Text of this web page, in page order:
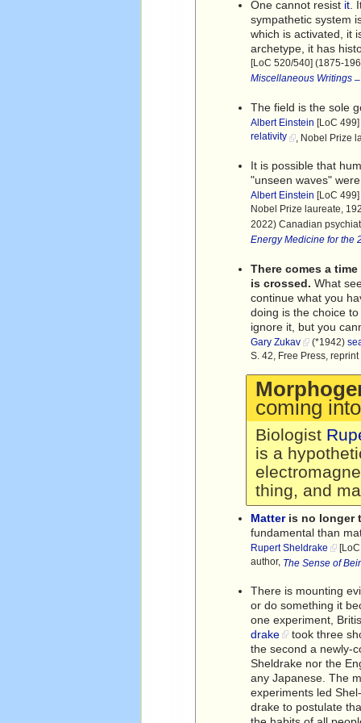
One cannot resist it.
sympathetic system
which is activated, it
archetype, it has
[LoC 520/540] (1875-
Miscellaneous Writings
The field is the sole
Albert Einstein [LoC
relativity , Nobel Prize
It is possible that
"unseen waves"
Albert Einstein [LoC
Nobel Prize laureate,
2022) Canadian
Energy Medicine for the
There comes a
is crossed. What
continue what you
doing is the choice
ignore it, but you
Gary Zukav (*1942)
S. 42, Free Press,
coming
Biologist
is a
thing, and
Matteris no longer
fundamental than
Rupert Sheldrake
author, The Sense of
There is mounting
or do something it
one experiment,
drake
took three
the second a newly-
Sheldrake nor the
any Japanese. The
experiments led
drake to postulate